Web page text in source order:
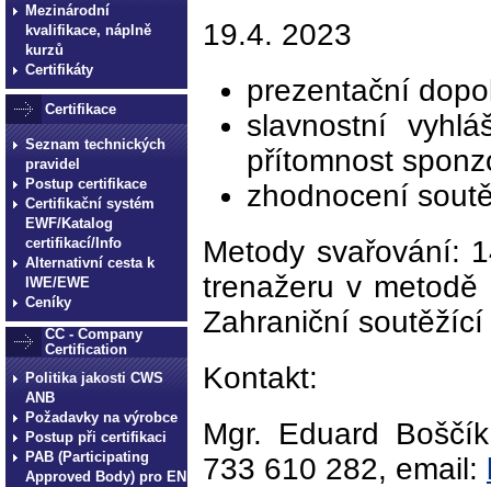
Mezinárodní
kvalifikace, náplně
kurzů
Certifikáty
Certifikace
Seznam technických
pravidel
Postup certifikace
Certifikační systém
EWF/Katalog
certifikací/Info
Alternativní cesta k
IWE/EWE
Ceníky
CC - Company
Certification
Politika jakosti CWS
ANB
Požadavky na výrobce
Postup při certifikaci
PAB (Participating
Approved Body) pro EN
19.4. 2023
prezentační
slavnostní
přítomnost
zhodnocení
Metody svařování:
trenažeru v
Zahraniční
Kontakt:
Mgr. Eduard
733 610 282, email: